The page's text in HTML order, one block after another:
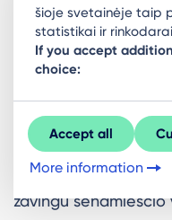
Gallery
Fabrikas
Čia, ant Dauguvos
pasimėgauti ne tik
galėsite rinktis iš 4
žavingu senamiesčio
šioje svetainėje taip
statistikai ir
If you accept
choice:
Accept all
More information